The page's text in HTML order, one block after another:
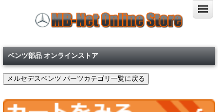
ベンツ部品 オンラインストア